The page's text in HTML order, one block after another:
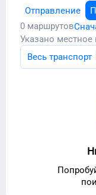
Отправление
0 маршрутов
Указано местное
Весь транспорт